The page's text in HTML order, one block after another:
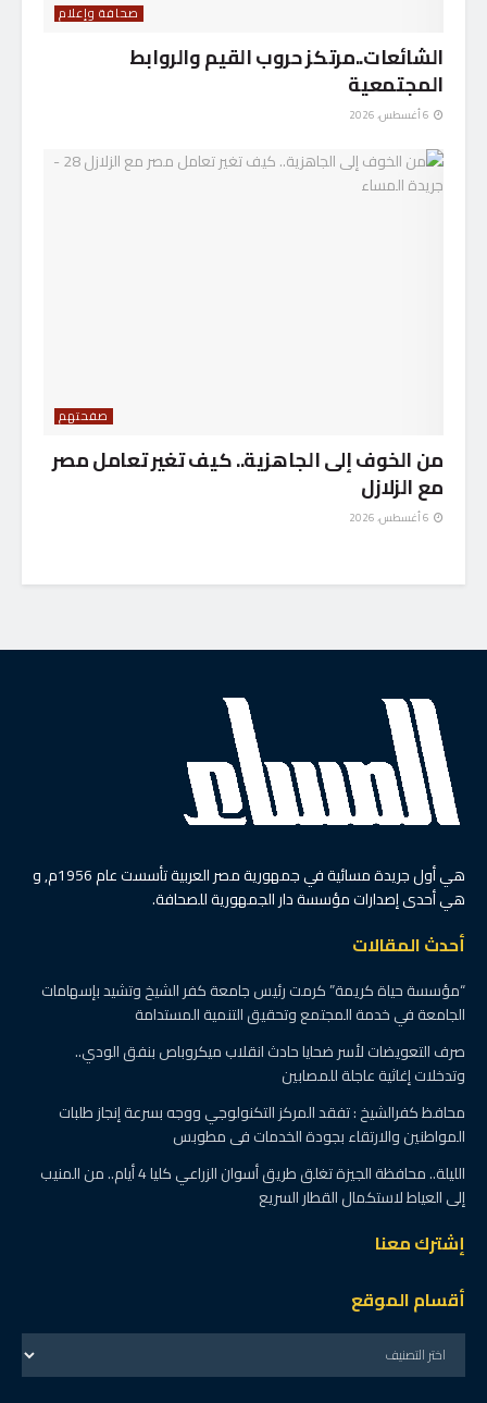
صحافة وإعلام
الشائعات..مرتكز حروب القيم والروابط
المجتمعية
صفحتهم
من الخوف إلى الجاهزية.. كيف تغير تعامل مصر
مع الزلازل
هي أول جريدة مسائية في جمهورية مصر العربية تأسست عام 1956م, و
هي أحدى إصدارات مؤسسة دار الجمهورية للصحافة.
أحدث المقالات
“مؤسسة حياة كريمة” كرمت رئيس جامعة كفر الشيخ وتشيد بإسهامات
الجامعة في خدمة المجتمع وتحقيق التنمية المستدامة
صرف التعويضات لأسر ضحايا حادث انقلاب ميكروباص بنفق الودي..
وتدخلات إغاثية عاجلة للمصابين
محافظ كفرالشيخ : تفقد المركز التكنولوجي ووجه بسرعة إنجاز طلبات
المواطنين والارتقاء بجودة الخدمات فى مطوبس
الليلة.. محافظة الجيزة تغلق طريق أسوان الزراعي كليا 4 أيام.. من المنيب
إلى العياط لاستكمال القطار السريع
إشترك معنا
أقسام الموقع